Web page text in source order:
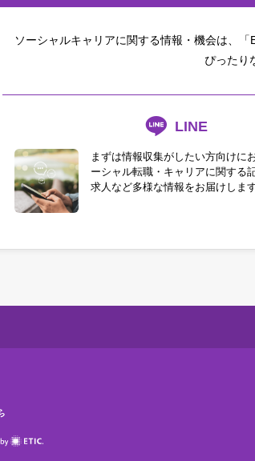
ソーシャルキャリアに関する情報・機会は、
ぴったり
LINE
まずは情報収集がしたい方向けに
ーシャル転職・キャリアに関する
求人など多様な情報をお届けします